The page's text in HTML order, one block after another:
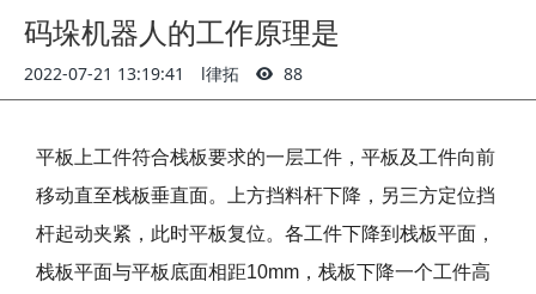
码垛机器人的工作原理是
2022-07-21 13:19:41 l律拓 88
平板上工件符合栈板要求的一层工件，平板及工件向前
移动直至栈板垂直面。上方挡料杆下降，另三方定位挡
杆起动夹紧，此时平板复位。各工件下降到栈板平面，
栈板平面与平板底面相距10mm，栈板下降一个工件高